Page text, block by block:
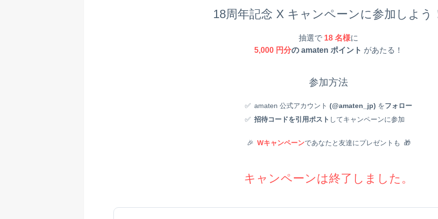
18周年記念 X キャンペーンに参加しよう
抽選で 18 名様に
5,000 円分の amaten ポイント があたる！
参加方法
✅ amaten 公式アカウント (@amaten_jp) をフォロー
✅ 招待コードを引用ポスト してキャンペーンに参加
🎉 Wキャンペーンであなたと友達にプレゼントも 🎁
キャンペーンは終了しました。